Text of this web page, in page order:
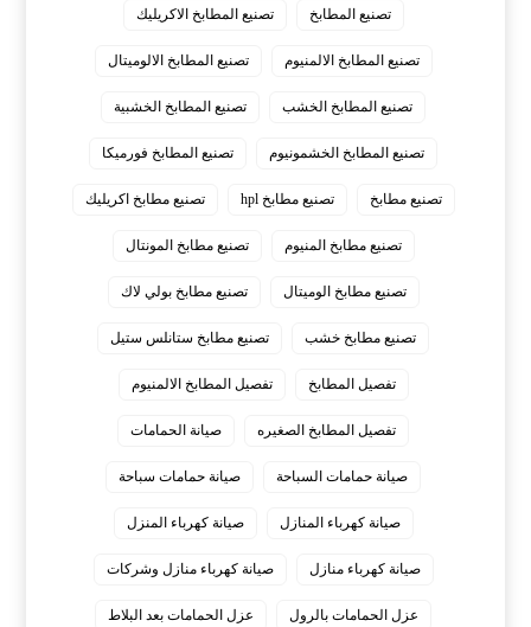
تصنيع المطابخ تصنيع المطابخ الاكريليك
تصنيع المطابخ الالمنيوم تصنيع المطابخ الالوميتال
تصنيع المطابخ الخشب تصنيع المطابخ الخشبية
تصنيع المطابخ الخشمونيوم تصنيع المطابخ فورميكا
تصنيع مطابخ تصنيع مطابخ hpl تصنيع مطابخ اكريليك
تصنيع مطابخ المنيوم تصنيع مطابخ المونتال
تصنيع مطابخ الوميتال تصنيع مطابخ بولي لاك
تصنيع مطابخ خشب تصنيع مطابخ ستانلس ستيل
تفصيل المطابخ تفصيل المطابخ الالمنيوم
تفصيل المطابخ الصغيره صيانة الحمامات
صيانة حمامات السباحة صيانة حمامات سباحة
صيانة كهرباء المنازل صيانة كهرباء المنزل
صيانة كهرباء منازل صيانة كهرباء منازل وشركات
عزل الحمامات بالرول عزل الحمامات بعد البلاط